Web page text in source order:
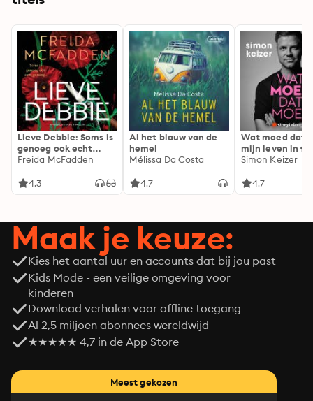
Lieve Debbie: Soms is
genoeg ook echt
genoeg...
Freida McFadden
4.3
Al het blauw van de
hemel
Mélissa Da Costa
4.7
Wat moed dat
mijn leven in
Simon Keizer
4.7
Maak je keuze:
Kies het aantal uur en accounts dat bij jou past
Kids Mode - een veilige omgeving voor
kinderen
Download verhalen voor offline toegang
Al 2,5 miljoen abonnees wereldwijd
★★★★★ 4,7 in de App Store
Meest gekozen